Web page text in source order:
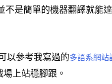
不是簡單的機器翻譯就能達
以參考我寫過的多語系網站
場上站穩腳跟。